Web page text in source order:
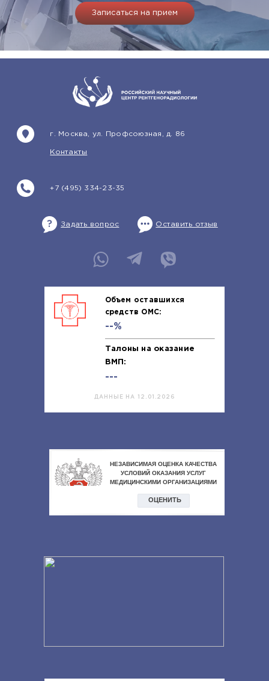
Записаться на прием
+7 (495) 334-23-35
г. Москва, ул. Профсоюзная, д. 86
Контакты
Задать вопрос Оставить отзыв
Объем оставшихся
средств ОМС:
--%
Талоны на оказание
ВМП:
---
ДАННЫЕ НА 12.01.2026